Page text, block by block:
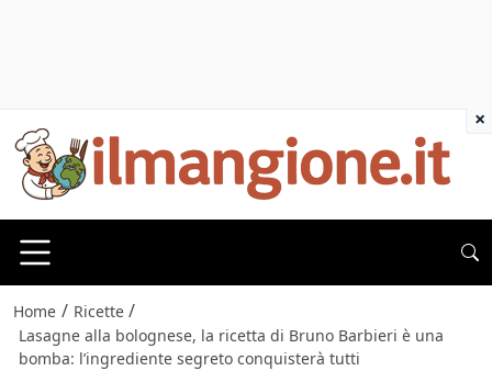
Home / Ricette /
Lasagne alla bolognese, la ricetta di Bruno Barbieri è una
bomba: l’ingrediente segreto conquisterà tutti
×